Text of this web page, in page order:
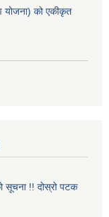
योजना) को एकीकृत
सूचना !! दोस्रो पटक